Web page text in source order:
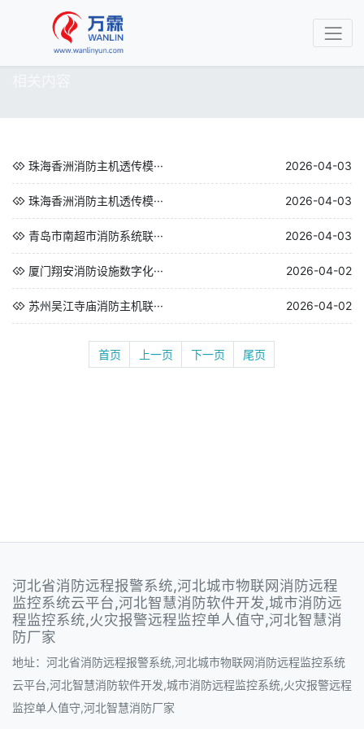
珠海香洲消防主机透传模··· 2026-04-03
珠海香洲消防主机透传模··· 2026-04-03
青岛市南超市消防系统联··· 2026-04-03
厦门翔安消防设施数字化··· 2026-04-02
苏州吴江寺庙消防主机联··· 2026-04-02
首页 上一页 下一页 尾页
河北省消防远程报警系统,河北城市物联网消防远程
监控系统云平台,河北智慧消防软件开发,城市消防远
程监控系统,火灾报警远程监控单人值守,河北智慧消
防厂家
地址：河北省消防远程报警系统,河北城市物联网消防远程监控系统
云平台,河北智慧消防软件开发,城市消防远程监控系统,火灾报警远程
监控单人值守,河北智慧消防厂家